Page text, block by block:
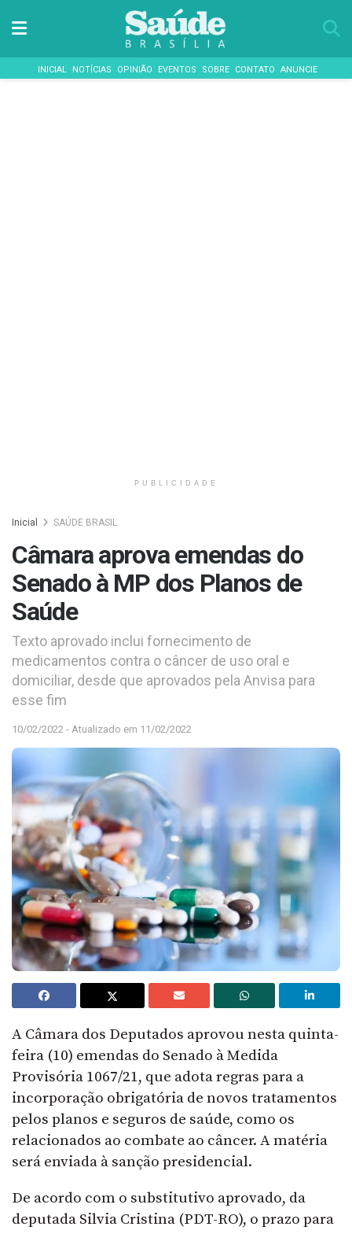
INICIAL NOTÍCIAS OPINIÃO EVENTOS SOBRE CONTATO ANUNCIE
PUBLICIDADE
Inicial SAÚDE BRASIL
Câmara aprova emendas do
Senado à MP dos Planos de
Saúde
Texto aprovado inclui fornecimento de
medicamentos contra o câncer de uso oral e
domiciliar, desde que aprovados pela Anvisa para
esse fim
10/02/2022 - Atualizado em 11/02/2022
A Câmara dos Deputados aprovou nesta quinta-
feira (10) emendas do Senado à Medida
Provisória 1067/21, que adota regras para a
incorporação obrigatória de novos tratamentos
pelos planos e seguros de saúde, como os
relacionados ao combate ao câncer. A matéria
será enviada à sanção presidencial.
De acordo com o substitutivo aprovado, da
deputada Silvia Cristina (PDT-RO), o prazo para